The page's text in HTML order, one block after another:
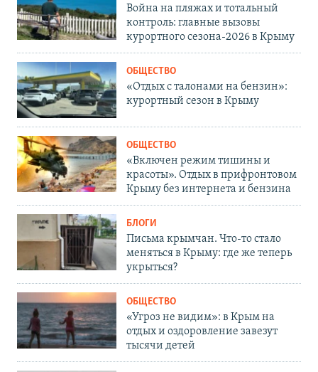
Война на пляжах и тотальный
контроль: главные вызовы
курортного сезона-2026 в Крыму
ОБЩЕСТВО
«Отдых с талонами на бензин»:
курортный сезон в Крыму
ОБЩЕСТВО
«Включен режим тишины и
красоты». Отдых в прифронтовом
Крыму без интернета и бензина
БЛОГИ
Письма крымчан. Что-то стало
меняться в Крыму: где же теперь
укрыться?
ОБЩЕСТВО
«Угроз не видим»: в Крым на
отдых и оздоровление завезут
тысячи детей